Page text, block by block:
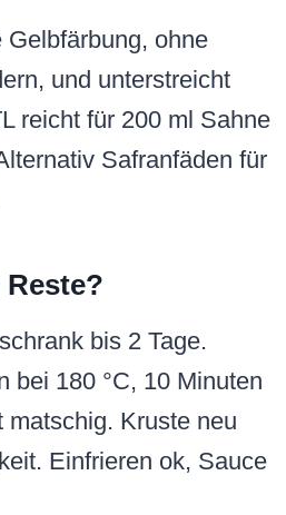
ohne
und unterstreicht
reicht für 200 ml Sahne
Safranfäden für
bis 2 Tage.
bei 180 °C, 10 Minuten
Kruste neu
Einfrieren ok, Sauce